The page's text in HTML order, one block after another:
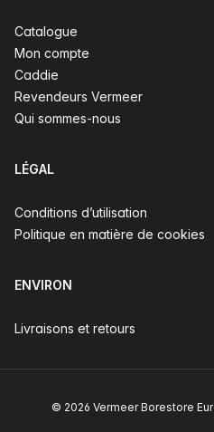
Catalogue
Mon compte
Caddie
Revendeurs Vermeer
Qui sommes-nous
LÉGAL
Conditions d’utilisation
Politique en matière de cookies
ENVIRON
Livraisons et retours
© 2026 Vermeer Borestore